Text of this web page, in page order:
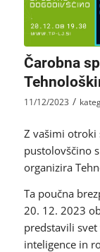
Čarobna
11/12/2023 /
Z vašimi otroki
pustolovščino
organizira
Ta poučna
20. 12. 2023
predstavili
inteligence in